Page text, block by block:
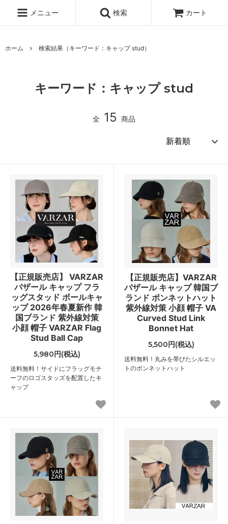
メニュー 検索 カート
ホーム 検索結果（キーワード：キャップ stud）
キーワード：キャップ stud
全 15 商品
【正規販売店】 VARZAR
バザール キャップ フラ
ッグスタッド ボールキャ
ップ 2026年春夏新作 韓
国ブランド 紫外線対策
小顔 帽子 VARZAR Flag
Stud Ball Cap
5,980円(税込)
送料無料！サイドにフラッグモチ
ーフのロゴスタッズを配置したキ
ャップ
【正規販売店】VARZAR
バザール キャップ 韓国ブ
ランド ボンネットハット
紫外線対策 小顔 帽子 VA
Curved Stud Link
Bonnet Hat
5,500円(税込)
送料無料！丸みを帯びたシルエッ
トのボンネットハット